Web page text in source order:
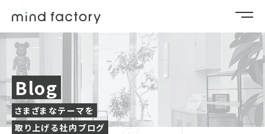
Blog
さまざまなテーマを
取り上げる社内ブログ